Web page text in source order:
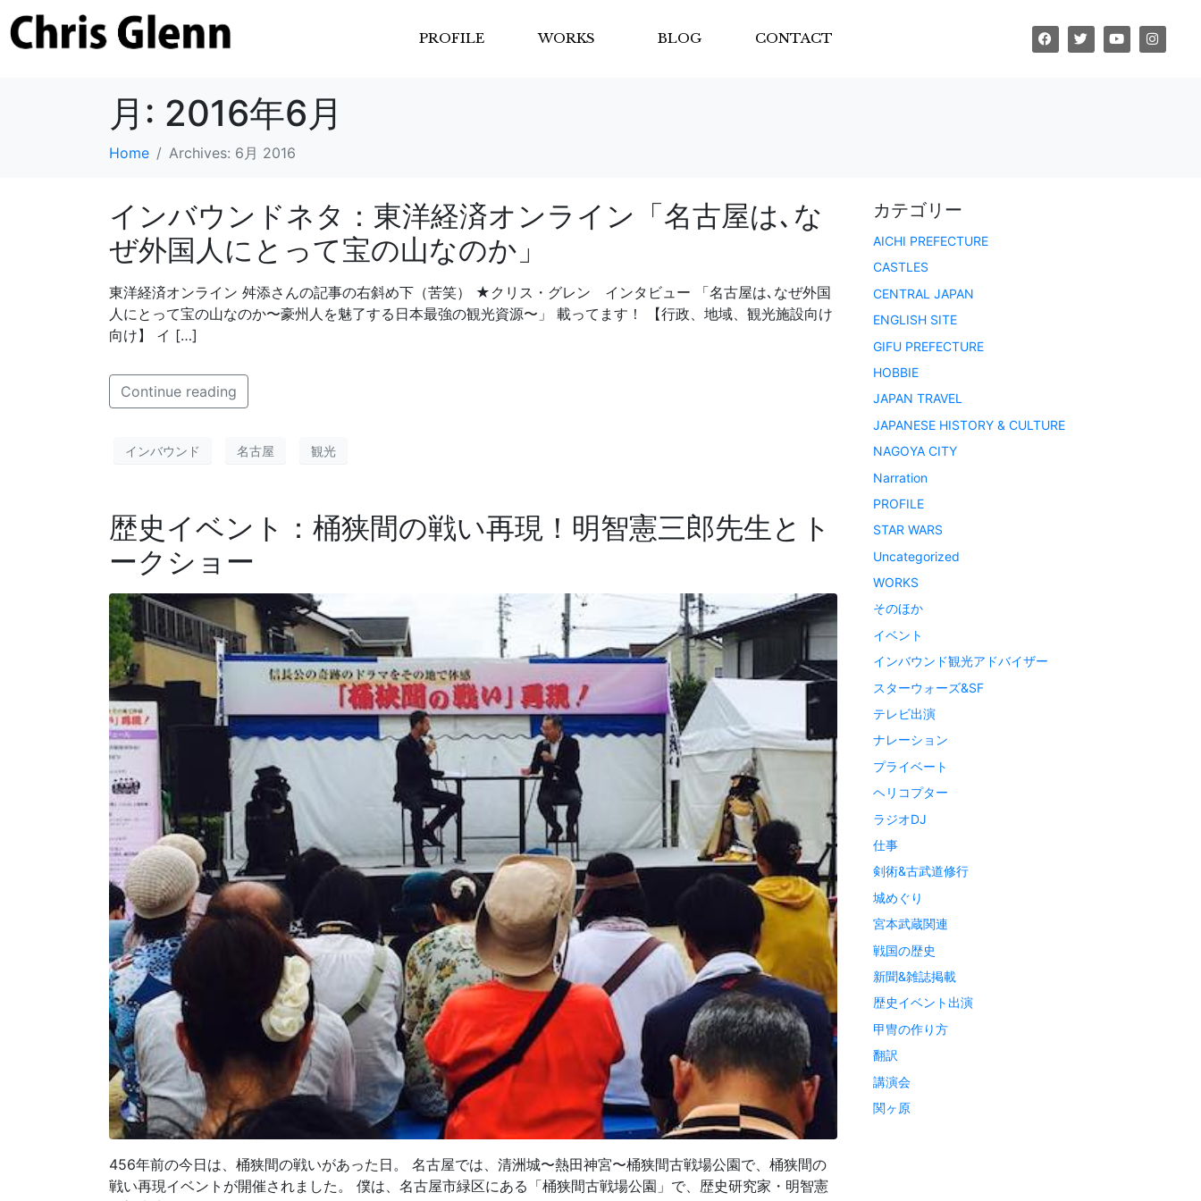
PROFILE WORKS BLOG CONTACT
月: 2016年6月
Home Archives: 6月 2016
インバウンドネタ：東洋経済オンライン「名古屋は､な
ぜ外国人にとって宝の山なのか」
東洋経済オンライン 舛添さんの記事の右斜め下（苦笑） ★クリス・グレン インタビュー 「名古屋は､なぜ外国
人にとって宝の山なのか〜豪州人を魅了する日本最強の観光資源〜」 載ってます！ 【行政、地域、観光施設向け
向け】 イ […]
Continue reading
インバウンド 名古屋 観光
歴史イベント：桶狭間の戦い再現！明智憲三郎先生とト
ークショー
456年前の今日は、桶狭間の戦いがあった日。 名古屋では、清洲城〜熱田神宮〜桶狭間古戦場公園で、桶狭間の
戦い再現イベントが開催されました。 僕は、名古屋市緑区にある「桶狭間古戦場公園」で、歴史研究家・明智憲
カテゴリー
AICHI PREFECTURE
CASTLES
CENTRAL JAPAN
ENGLISH SITE
GIFU PREFECTURE
HOBBIE
JAPAN TRAVEL
JAPANESE HISTORY & CULTURE
NAGOYA CITY
Narration
PROFILE
STAR WARS
Uncategorized
WORKS
そのほか
イベント
インバウンド観光アドバイザー
スターウォーズ&SF
テレビ出演
ナレーション
プライベート
ヘリコプター
ラジオDJ
仕事
剣術&古武道修行
城めぐり
宮本武蔵関連
戦国の歴史
新聞&雑誌掲載
歴史イベント出演
甲冑の作り方
翻訳
講演会
関ヶ原